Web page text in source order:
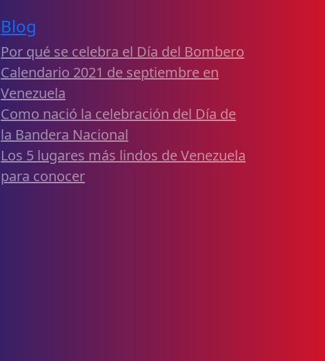
Blog
Por qué se celebra el Día del Bombero
Calendario 2021 de septiembre en
Venezuela
Como nació la celebración del Día de
la Bandera Nacional
Los 5 lugares más lindos de Venezuela
para conocer